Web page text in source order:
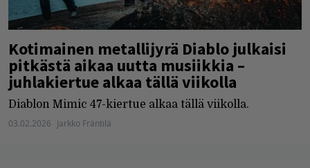
Kotimainen metallijyrä Diablo julkaisi
pitkästä aikaa uutta musiikkia –
juhlakiertue alkaa tällä viikolla
Diablon Mimic 47-kiertue alkaa tällä viikolla.
03.02.2026 Jarkko Fräntilä